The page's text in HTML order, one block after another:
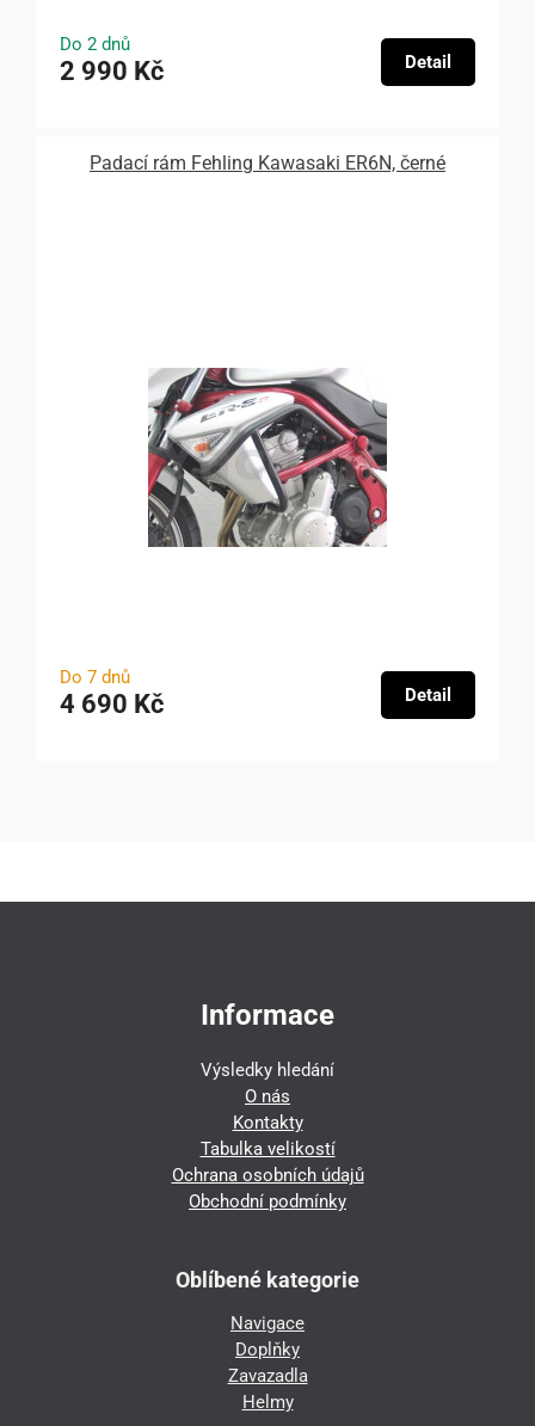
Do 2 dnů
2 990 Kč Detail
Padací rám Fehling Kawasaki ER6N, černé
Do 7 dnů
4 690 Kč Detail
Informace
Výsledky hledání
O nás
Kontakty
Tabulka velikostí
Ochrana osobních údajů
Obchodní podmínky
Oblíbené kategorie
Navigace
Doplňky
Zavazadla
Helmy